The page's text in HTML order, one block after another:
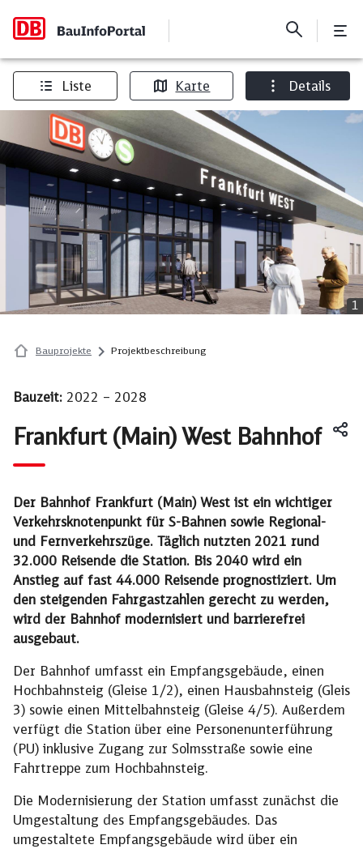
Liste Karte Details
1
Bauprojekte Projektbeschreibung
Bauzeit: 2022 – 2028
Frankfurt (Main) West Bahnhof
Der Bahnhof Frankfurt (Main) West ist ein wichtiger
Verkehrsknotenpunkt für S-Bahnen sowie Regional-
und Fernverkehrszüge. Täglich nutzten 2021 rund
32.000 Reisende die Station. Bis 2040 wird ein
Anstieg auf fast 44.000 Reisende prognostiziert. Um
den steigenden Fahrgastzahlen gerecht zu werden,
wird der Bahnhof modernisiert und barrierefrei
ausgebaut.
Der Bahnhof umfasst ein Empfangsgebäude, einen
Hochbahnsteig (Gleise 1/2), einen Hausbahnsteig (Gleis
3) sowie einen Mittelbahnsteig (Gleise 4/5). Außerdem
verfügt die Station über eine Personenunterführung
(PU) inklusive Zugang zur Solmsstraße sowie eine
Fahrtreppe zum Hochbahnsteig.
Die Modernisierung der Station umfasst zunächst die
Umgestaltung des Empfangsgebäudes. Das
umgestaltete Empfangsgebäude wird über ein